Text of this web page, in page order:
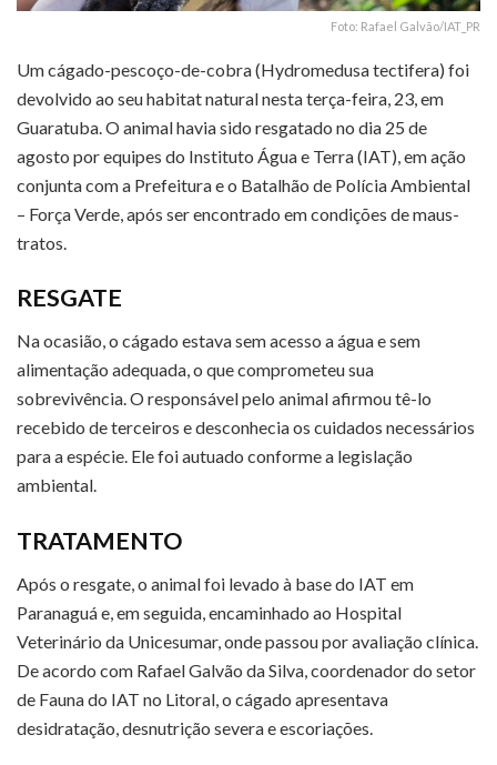
Foto: Rafael Galvão/IAT_PR
Um cágado-pescoço-de-cobra (Hydromedusa tectifera) foi
devolvido ao seu habitat natural nesta terça-feira, 23, em
Guaratuba. O animal havia sido resgatado no dia 25 de
agosto por equipes do Instituto Água e Terra (IAT), em ação
conjunta com a Prefeitura e o Batalhão de Polícia Ambiental
– Força Verde, após ser encontrado em condições de maus-
tratos.
RESGATE
Na ocasião, o cágado estava sem acesso a água e sem
alimentação adequada, o que comprometeu sua
sobrevivência. O responsável pelo animal afirmou tê-lo
recebido de terceiros e desconhecia os cuidados necessários
para a espécie. Ele foi autuado conforme a legislação
ambiental.
TRATAMENTO
Após o resgate, o animal foi levado à base do IAT em
Paranaguá e, em seguida, encaminhado ao Hospital
Veterinário da Unicesumar, onde passou por avaliação clínica.
De acordo com Rafael Galvão da Silva, coordenador do setor
de Fauna do IAT no Litoral, o cágado apresentava
desidratação, desnutrição severa e escoriações.